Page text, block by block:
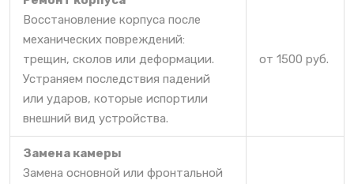
Восстановление корпуса после
механических повреждений:
трещин, сколов или деформации.
Устраняем последствия падений
или ударов, которые испортили
внешний вид устройства.
от 1500 руб.
Замена камеры
Замена основной или фронтальной